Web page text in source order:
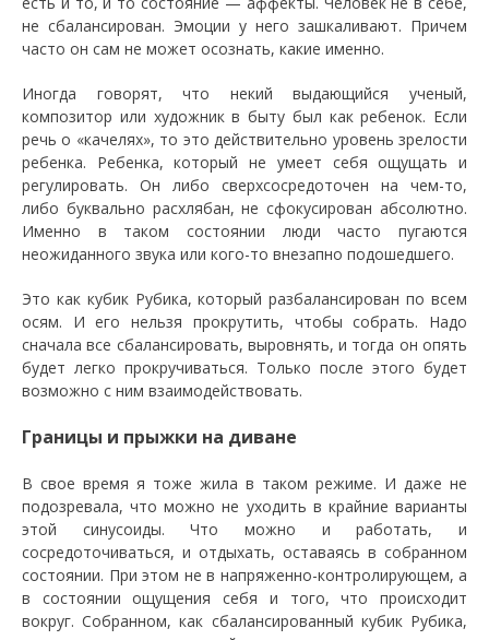
не сбалансирован. Эмоции у него зашкаливают. Причем
часто он сам не может осознать, какие именно.
Иногда говорят, что некий выдающийся ученый,
композитор или художник в быту был как ребенок. Если
речь о «качелях», то это действительно уровень зрелости
ребенка. Ребенка, который не умеет себя ощущать и
регулировать. Он либо сверхсосредоточен на чем-то,
либо буквально расхлябан, не сфокусирован абсолютно.
Именно в таком состоянии люди часто пугаются
неожиданного звука или кого-то внезапно подошедшего.
Это как кубик Рубика, который разбалансирован по всем
осям. И его нельзя прокрутить, чтобы собрать. Надо
сначала все сбалансировать, выровнять, и тогда он опять
будет легко прокручиваться. Только после этого будет
возможно с ним взаимодействовать.
Границы и прыжки на диване
В свое время я тоже жила в таком режиме. И даже не
подозревала, что можно не уходить в крайние варианты
этой синусоиды. Что можно и работать, и
сосредоточиваться, и отдыхать, оставаясь в собранном
состоянии. При этом не в напряженно-контролирующем, а
в состоянии ощущения себя и того, что происходит
вокруг. Собранном, как сбалансированный кубик Рубика,